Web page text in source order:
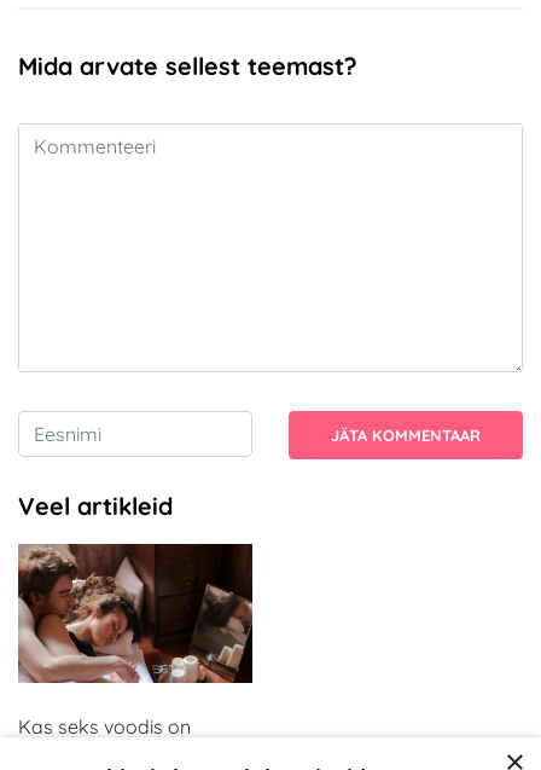
Mida arvate sellest teemast?
JÄTA KOMMENTAAR
Veel artikleid
Kas seks voodis on
×